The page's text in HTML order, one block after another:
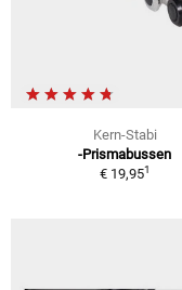
Kern-Stabi
-Prismabussen
€ 19,951